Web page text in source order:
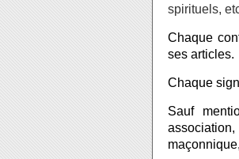
spirituels,
Chaque
ses articles.
Chaque
Sauf